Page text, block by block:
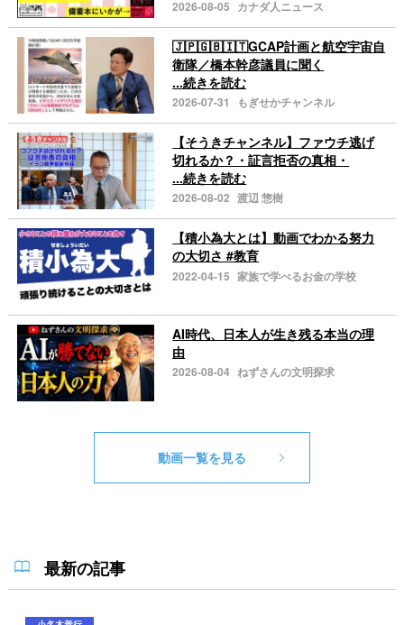
2026-08-05 カナダ人ニュース
🇯🇵🇬🇧🇮🇹GCAP計画と航空宇宙自
衛隊／橋本幹彦議員に聞く
...続きを読む
2026-07-31 もぎせかチャンネル
【そうきチャンネル】ファウチ逃げ
切れるか？・証言拒否の真相・
...続きを読む
2026-08-02 渡辺 惣樹
【積小為大とは】動画でわかる努力
の大切さ #教育
2022-04-15 家族で学べるお金の学校
AI時代、日本人が生き残る本当の理
由
2026-08-04 ねずさんの文明探求
動画一覧を見る
最新の記事